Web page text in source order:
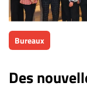
Bureaux
Des